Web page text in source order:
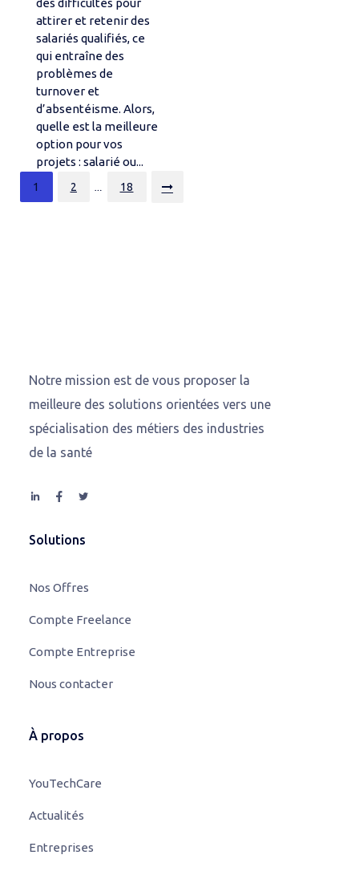
attirer et retenir des
salariés qualifiés, ce
qui entraîne des
problèmes de
turnover et
d’absentéisme. Alors,
quelle est la meilleure
option pour vos
projets : salarié ou...
Posts
pagination
1 2 … 18
Notre mission est de vous proposer la
meilleure des solutions orientées vers une
spécialisation des métiers des industries
de la santé
Solutions
Nos Offres
Compte Freelance
Compte Entreprise
Nous contacter
À propos
YouTechCare
Actualités
Entreprises